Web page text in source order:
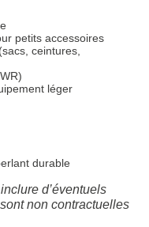
petits accessoires
ceintures,
léger
durable
d’éventuels
non contractuelles